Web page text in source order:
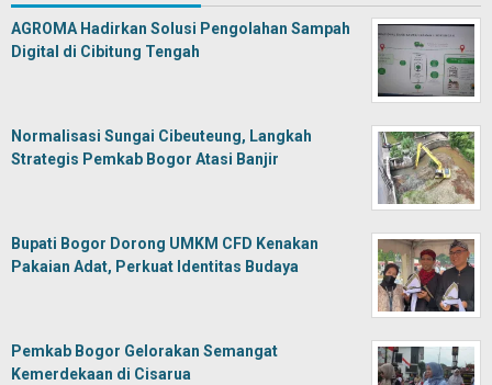
AGROMA Hadirkan Solusi Pengolahan Sampah
Digital di Cibitung Tengah
Normalisasi Sungai Cibeuteung, Langkah
Strategis Pemkab Bogor Atasi Banjir
Bupati Bogor Dorong UMKM CFD Kenakan
Pakaian Adat, Perkuat Identitas Budaya
Pemkab Bogor Gelorakan Semangat
Kemerdekaan di Cisarua